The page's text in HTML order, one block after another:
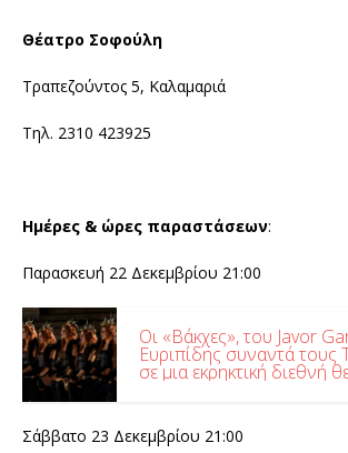
Θέατρο Σοφούλη
Τραπεζούντος 5, Καλαμαριά
Τηλ. 2310 423925
Ημέρες & ώρες παραστάσεων:
Παρασκευή 22 Δεκεμβρίου 21:00
Οι «Βάκχες», του Javor
Ευριπίδης συναντά τους
σε μια εκρηκτική διεθνή
Σάββατο 23 Δεκεμβρίου 21:00